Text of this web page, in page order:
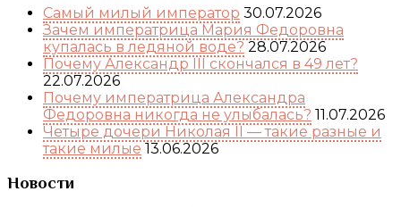
Самый милый император 30.07.2026
Зачем императрица Мария Федоровна
купалась в ледяной воде? 28.07.2026
Почему Александр III скончался в 49 лет?
22.07.2026
Почему императрица Александра
Федоровна никогда не улыбалась? 11.07.2026
Четыре дочери Николая II — такие разные и
такие милые 13.06.2026
Новости